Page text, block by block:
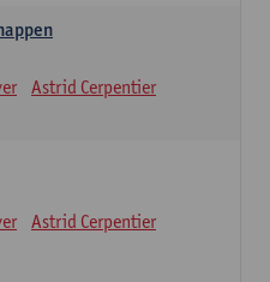
Astrid Cerpentier
Astrid Cerpentier